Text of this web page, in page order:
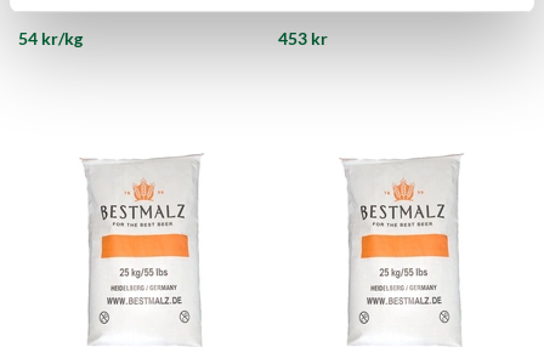
54 kr/kg 453 kr